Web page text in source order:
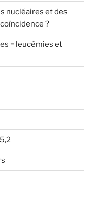
nucléaires et des
?
= leucémies et